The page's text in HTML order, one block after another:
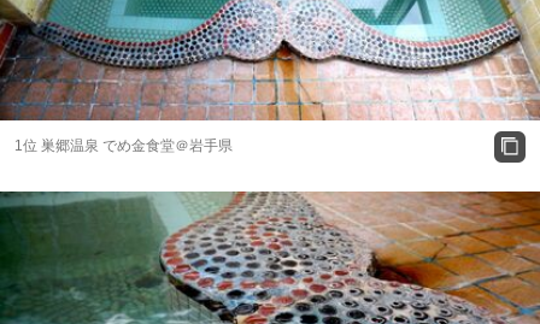
1位 巣郷温泉 でめ金食堂＠岩手県